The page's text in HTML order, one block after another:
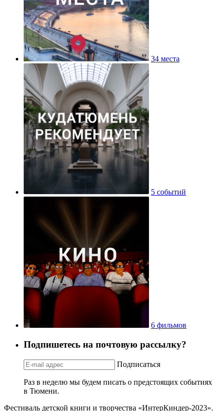
34 места
5 событий
6 фильмов
Подпишетесь на почтовую рассылку?
Подписаться
Раз в неделю мы будем писать о предстоящих событиях
в Тюмени.
Фестиваль детской книги и творчества «ИнтерКиндер-2023».